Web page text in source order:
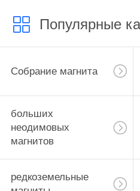
Популярные
Собрание магнита
больших
неодимовых
магнитов
редкоземельные